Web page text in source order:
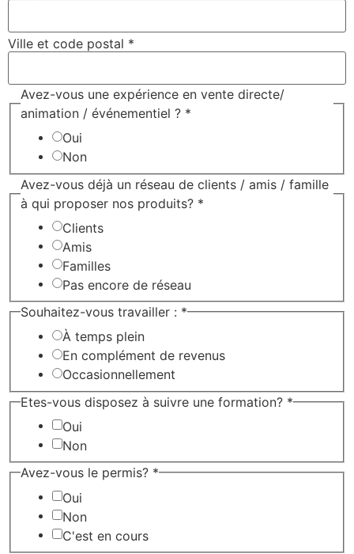
Ville et code postal *
Avez-vous une expérience en vente directe/
animation / événementiel ? *
Oui
Non
Avez-vous déjà un réseau de clients / amis / famille
à qui proposer nos produits? *
Clients
Amis
Familles
Pas encore de réseau
Souhaitez-vous travailler : *
À temps plein
En complément de revenus
Occasionnellement
Etes-vous disposez à suivre une formation? *
Oui
Non
Avez-vous le permis? *
Oui
Non
C'est en cours